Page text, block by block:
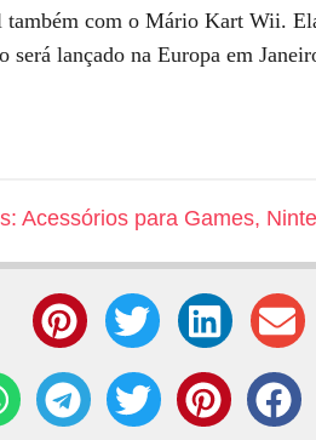
com o Mário Kart Wii.
lançado na Europa em
Acessórios para Games,